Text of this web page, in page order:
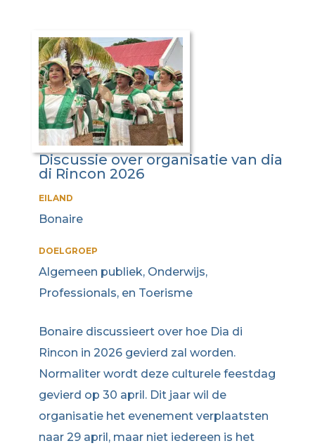
Discussie over organisatie van dia
di Rincon 2026
EILAND
Bonaire
DOELGROEP
Algemeen publiek, Onderwijs,
Professionals, en Toerisme
Bonaire discussieert over hoe Dia di
Rincon in 2026 gevierd zal worden.
Normaliter wordt deze culturele feestdag
gevierd op 30 april. Dit jaar wil de
organisatie het evenement verplaatsten
naar 29 april, maar niet iedereen is het